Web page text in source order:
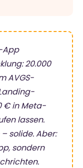
App
20.000
AVGS-
€ in Meta-
lassen.
solide. Aber:
sondern